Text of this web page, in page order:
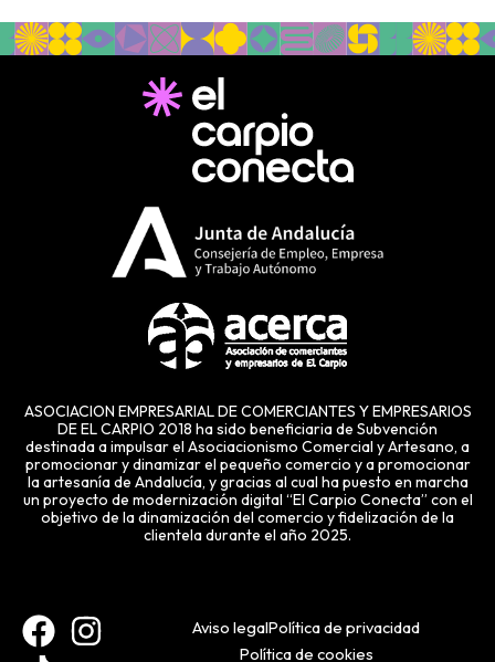
ASOCIACION EMPRESARIAL DE COMERCIANTES Y EMPRESARIOS
DE EL CARPIO 2018 ha sido beneficiaria de Subvención
destinada a impulsar el Asociacionismo Comercial y Artesano, a
promocionar y dinamizar el pequeño comercio y a promocionar
la artesanía de Andalucía, y gracias al cual ha puesto en marcha
un proyecto de modernización digital “El Carpio Conecta” con el
objetivo de la dinamización del comercio y fidelización de la
clientela durante el año 2025.
F I
T Aviso legalPolítica de privacidad
Política de cookies